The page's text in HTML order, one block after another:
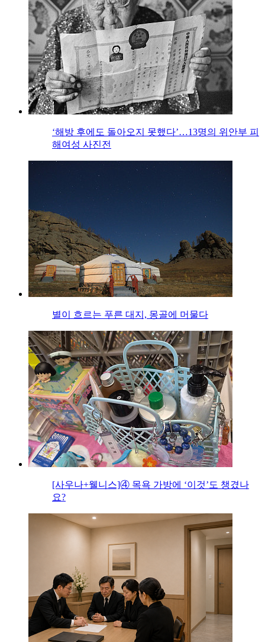
‘해방 후에도 돌아오지 못했다’…13명의 위안부 피
해여성 사진전
별이 흐르는 푸른 대지, 몽골에 머물다
[사우나+웰니스]④ 목욕 가방에 ‘이것’도 챙겼나
요?